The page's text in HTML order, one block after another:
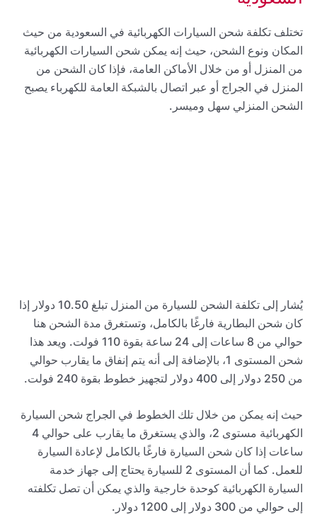
تختلف تكلفة شحن السيارات الكهربائية في السعودية من حيث
المكان ونوع الشحن، حيث إنه يمكن شحن السيارات الكهربائية
من المنزل أو من خلال الأماكن العامة، فإذا كان الشحن من
المنزل في الجراج أو عبر اتصال بالشبكة العامة للكهرباء يصبح
الشحن المنزلي سهل وميسر.
يُشار إلى تكلفة الشحن للسيارة من المنزل تبلغ 10.50 دولار إذا
كان شحن البطارية فارغًا بالكامل، وتستغرق مدة الشحن هنا
حوالي من 8 ساعات إلى 24 ساعة بقوة 110 فولت. ويعد هذا
شحن المستوى 1، بالإضافة إلى أنه يتم إنفاق ما يقارب حوالي
من 250 دولار إلى 400 دولار لتجهيز خطوط بقوة 240 فولت.
حيث إنه يمكن من خلال تلك الخطوط في الجراج شحن السيارة
الكهربائية مستوى 2، والذي يستغرق ما يقارب على حوالي 4
ساعات إذا كان شحن السيارة فارغًا بالكامل لإعادة السيارة
للعمل. كما أن المستوى 2 للسيارة يحتاج إلى جهاز خدمة
السيارة الكهربائية كوحدة خارجية والذي يمكن أن تصل تكلفته
إلى حوالي من 300 دولار إلى 1200 دولار.